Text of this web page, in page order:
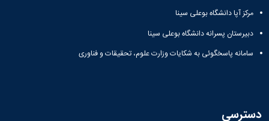
مرکز آپا دانشگاه بوعلی سینا
دبیرستان پسرانه دانشگاه بوعلی سینا
سامانه پاسخگوئی به شکایات وزارت علوم، تحقیقات و فناوری
دسترسی